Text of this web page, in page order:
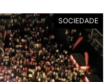
SOCIEDADE